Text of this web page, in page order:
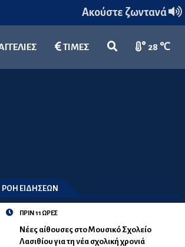
Ακούστε ζωντανά
ΤΙΜΕΣ 28 ℃
ΡΟΗ ΕΙΔΗΣΕΩΝ
ΠΡΙΝ 11 ΩΡΕΣ
Νέες αίθουσες στο Μουσικό Σχολείο
Λασιθίου για τη νέα σχολική χρονιά